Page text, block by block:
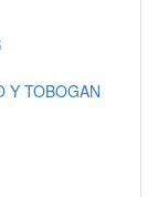
Y TOBOGAN